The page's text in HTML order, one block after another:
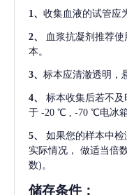
1、 收集血液的试管应
2、 血浆抗凝剂推荐使
本。
3、 标本应清澈透明，
4、
标本收集后若不
于 -20 ℃ , -70 ℃电冰箱
5、
如果您的样本中
实际情况，
做适当倍
数)。
储存条件：